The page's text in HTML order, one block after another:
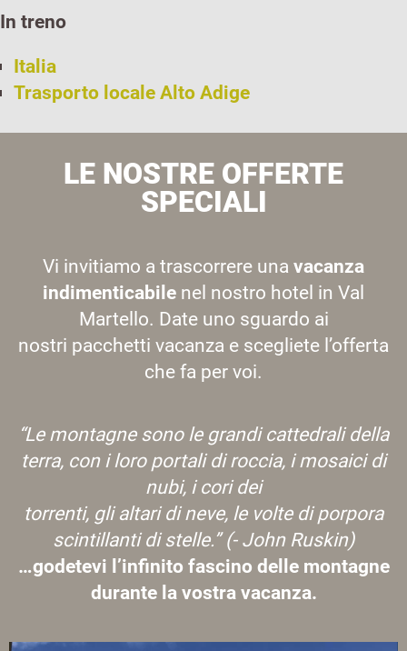
In treno
Italia
Trasporto locale Alto Adige
LE NOSTRE OFFERTE
SPECIALI
Vi invitiamo a trascorrere una vacanza
indimenticabile nel nostro hotel in Val
Martello. Date uno sguardo ai
nostri pacchetti vacanza e scegliete l’offerta
che fa per voi.
“Le montagne sono le grandi cattedrali della
terra, con i loro portali di roccia, i mosaici di
nubi, i cori dei
torrenti, gli altari di neve, le volte di porpora
scintillanti di stelle.” (- John Ruskin)
…godetevi l’infinito fascino delle montagne
durante la vostra vacanza.